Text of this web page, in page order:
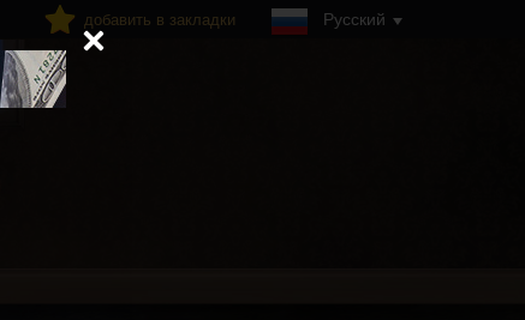
добавить в закладки Русский